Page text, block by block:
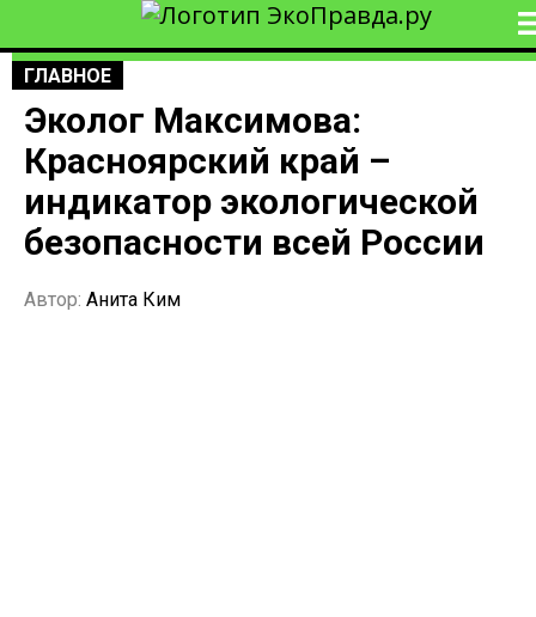
ГЛАВНОЕ
Эколог Максимова:
Красноярский край –
индикатор экологической
безопасности всей России
Автор: Анита Ким